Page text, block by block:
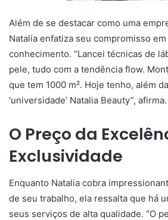
Além de se destacar como uma
Natalia enfatiza seu compromisso
conhecimento. “Lancei técnicas de
pele, tudo com a tendência flow.
que tem 1000 m². Hoje tenho, além
‘universidade’ Natalia Beauty”, afirma.
O Preço da
Exclusividade
Enquanto Natalia cobra
de seu trabalho, ela ressalta que há
seus serviços de alta qualidade. “O